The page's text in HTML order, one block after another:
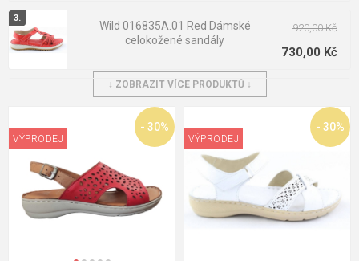
Wild 016835A.01 Red Dámské
celokožené sandály
920,00 Kč
730,00 Kč
Wild 0161320 Salsa Coconut
Dámské celokožené sandály
červené
790,00 Kč
Wild 2042719A Pánské
vycházkové boty hnědé
790,00 Kč
↓ ZOBRAZIT VÍCE PRODUKTŮ ↓
- 30%
VÝPRODEJ
- 30%
VÝPRODEJ